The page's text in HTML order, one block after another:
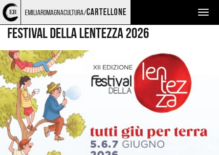
Torna
alla
home
page
Cerca
nel
sito
Salta
ai
contenuti
Salta
al
menu
principale
emiliaromagnacultura/cartellone
FESTIVAL
FESTIVAL DELLA LENTEZZA 2026